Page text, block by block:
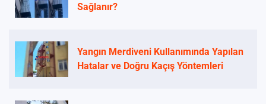
Sağlanır?
Yangın Merdiveni Kullanımında Yapılan
Hatalar ve Doğru Kaçış Yöntemleri